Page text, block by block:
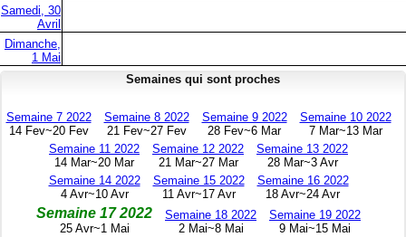
Samedi, 30
Avril
Dimanche,
1 Mai
Semaines qui sont proches
Semaine 7 2022
14 Fev~20 Fev
Semaine 8 2022
21 Fev~27 Fev
Semaine 9 2022
28 Fev~6 Mar
Semaine 10 2022
7 Mar~13 Mar
Semaine 11 2022
14 Mar~20 Mar
Semaine 12 2022
21 Mar~27 Mar
Semaine 13 2022
28 Mar~3 Avr
Semaine 14 2022
4 Avr~10 Avr
Semaine 15 2022
11 Avr~17 Avr
Semaine 16 2022
18 Avr~24 Avr
Semaine 17 2022
25 Avr~1 Mai
Semaine 18 2022
2 Mai~8 Mai
Semaine 19 2022
9 Mai~15 Mai